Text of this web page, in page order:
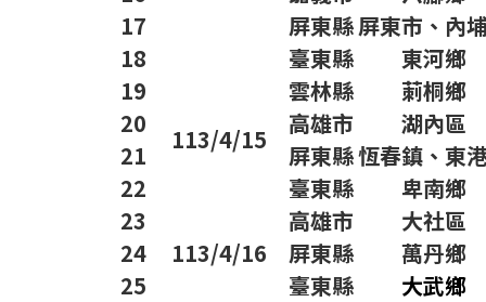
17
屏東縣屏東市、內
18
臺東縣
東河鄉
19
113/4/15
雲林縣
莿桐鄉
20
高雄市
湖內區
21
屏東縣恆春鎮、東
22
臺東縣
卑南鄉
23
113/4/16
高雄市
大社區
24
屏東縣
萬丹鄉
25
臺東縣 大武鄉